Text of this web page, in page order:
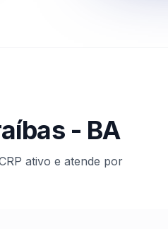
- BA
ativo e atende por